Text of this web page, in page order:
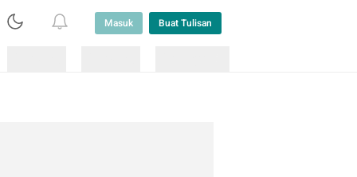
Masuk Buat Tulisan